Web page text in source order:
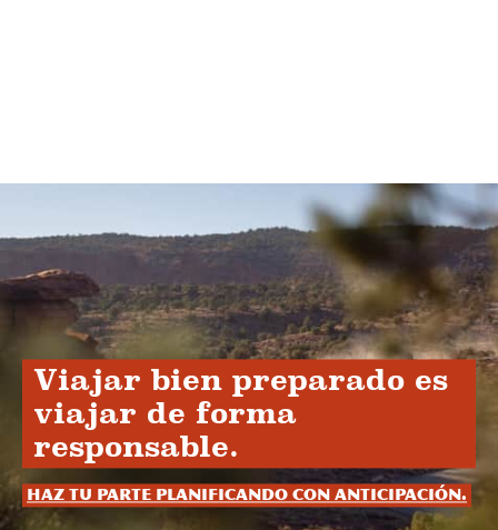
Viajar bien preparado es
viajar de forma
responsable.
Haz tu parte planificando con anticipación.